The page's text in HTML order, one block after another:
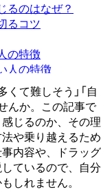
るのはなぜ？
るコツ
の特徴
人の特徴
も考えよう
めに
て難しそう」「自
んか。この記事で
じるのか、その理
や乗り越えるため
内容や、ドラッグ
ているので、自分
しれません。